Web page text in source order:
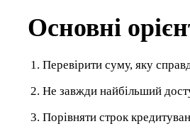
Основні
Перевірити суму, яку
Не завжди найбільший
Порівняти строк